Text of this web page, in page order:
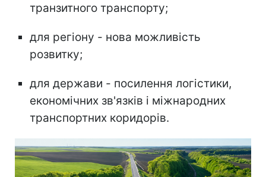
транзитного транспорту;
для регіону - нова можливість
розвитку;
для держави - посилення логістики,
економічних зв'язків і міжнародних
транспортних коридорів.